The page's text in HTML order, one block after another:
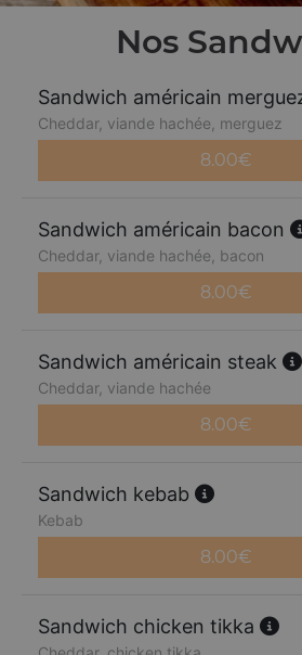
Nos
Sandwich américain
Cheddar, viande hachée, merguez
8.00€
Sandwich américain bacon
Cheddar, viande hachée, bacon
8.00€
Sandwich américain steak
Cheddar, viande hachée
8.00€
Sandwich kebab
Kebab
8.00€
Sandwich chicken tikka